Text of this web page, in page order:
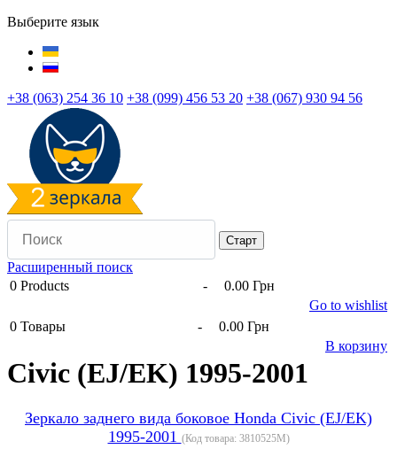
Выберите язык
+38 (063) 254 36 10 +38 (099) 456 53 20 +38 (067) 930 94 56
Расширенный поиск
0 Products -
0.00 Грн
Go to wishlist
0 Товары -
0.00 Грн
В корзину
Civic (EJ/EK) 1995-2001
Зеркало заднего вида боковое Honda Civic (EJ/EK)
1995-2001 (Код товара: 3810525M)